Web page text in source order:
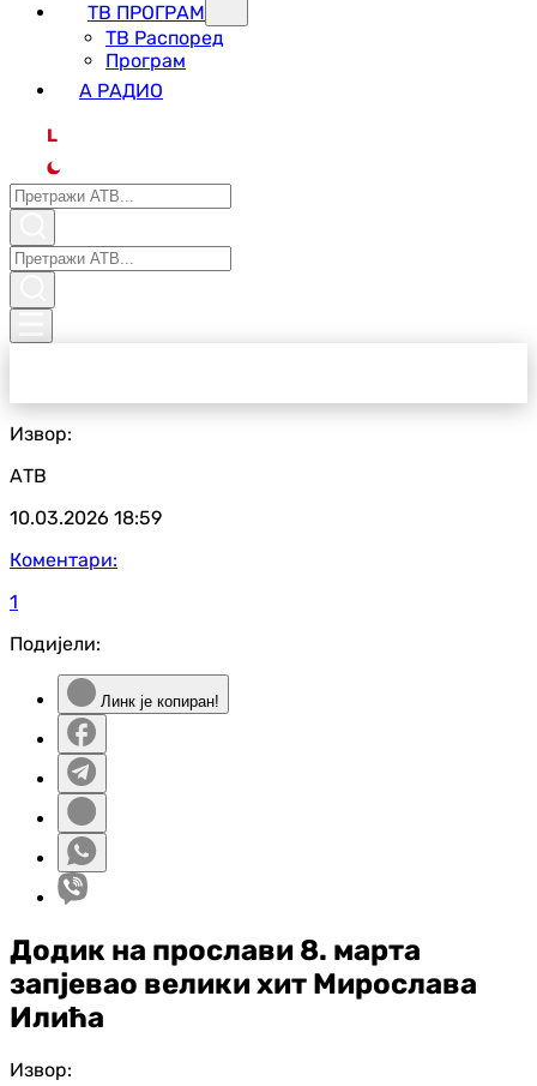
ТВ ПРОГРАМ
ТВ Распоред
Програм
А РАДИО
L
Извор:
АТВ
10.03.2026 18:59
Коментари:
1
Подијели:
Линк је копиран!
Додик на прослави 8. марта
запјевао велики хит Мирослава
Илића
Извор: